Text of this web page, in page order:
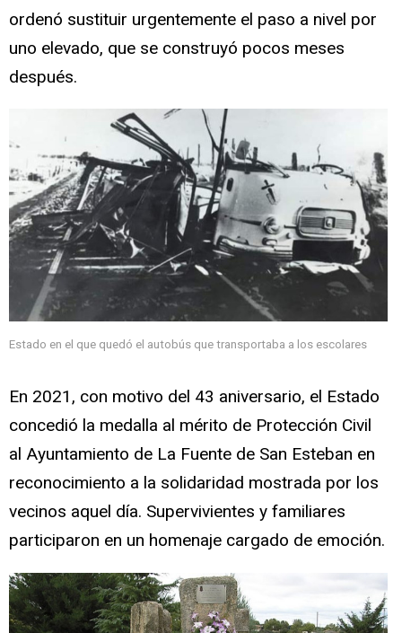
ordenó sustituir urgentemente el paso a nivel por
uno elevado, que se construyó pocos meses
después.
Estado en el que quedó el autobús que transportaba a los escolares
En 2021, con motivo del 43 aniversario, el Estado
concedió la medalla al mérito de Protección Civil
al Ayuntamiento de La Fuente de San Esteban en
reconocimiento a la solidaridad mostrada por los
vecinos aquel día. Supervivientes y familiares
participaron en un homenaje cargado de emoción.